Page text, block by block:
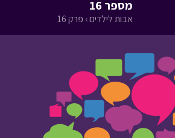
מספר 16
אבות לילדים › פרק 16